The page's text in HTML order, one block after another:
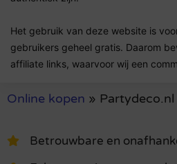
Het gebruik van deze website is
gebruikers geheel gratis. Daarom
affiliate links, waarvoor wij een
Online kopen » Partydeco.nl
Betrouwbare en